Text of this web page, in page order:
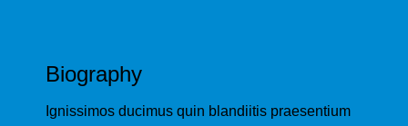
Biography
Ignissimos ducimus quin blandiitis praesentium